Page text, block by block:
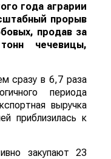
года аграрии
прорыв
продав за
чечевицы,
сразу в 6,7 раза
периода
выручка
приблизилась к
закупают 23